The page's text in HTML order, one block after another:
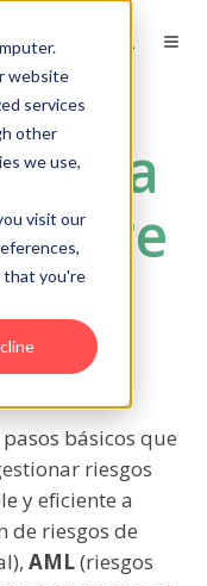
website
services
other
we use,
visit our
that you're
para
básicos que
riesgos
y eficiente a
de riesgos de
AML(riesgos